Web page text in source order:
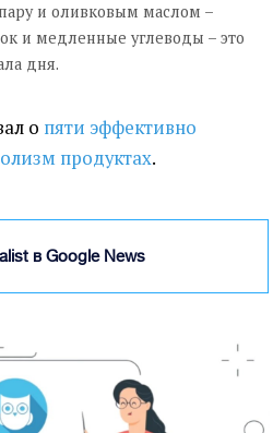
и оливковым маслом –
и медленные углеводы – это
дня.
о пяти эффективно
продуктах.
в Google News